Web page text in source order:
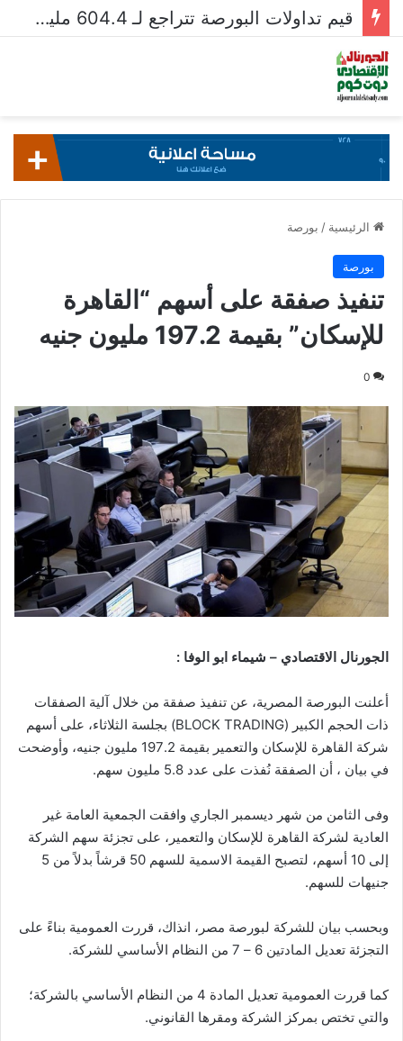
قيم تداولات البورصة تتراجع لـ 604.4 مليار جنيه فى أسبوع
الرئيسية / بورصة
بورصة
تنفيذ صفقة على أسهم “القاهرة
للإسكان” بقيمة 197.2 مليون جنيه
0
الجورنال الاقتصادي – شيماء ابو الوفا :
أعلنت البورصة المصرية، عن تنفيذ صفقة من خلال آلية الصفقات
ذات الحجم الكبير (BLOCK TRADING) بجلسة الثلاثاء، على أسهم
شركة القاهرة للإسكان والتعمير بقيمة 197.2 مليون جنيه، وأوضحت
في بيان ، أن الصفقة نُفذت على عدد 5.8 مليون سهم.
وفى الثامن من شهر ديسمبر الجاري وافقت الجمعية العامة غير
العادية لشركة القاهرة للإسكان والتعمير، على تجزئة سهم الشركة
إلى 10 أسهم، لتصبح القيمة الاسمية للسهم 50 قرشاً بدلاً من 5
جنيهات للسهم.
وبحسب بيان للشركة لبورصة مصر، انذاك، قررت العمومية بناءً على
التجزئة تعديل المادتين 6 – 7 من النظام الأساسي للشركة.
كما قررت العمومية تعديل المادة 4 من النظام الأساسي بالشركة؛
والتي تختص بمركز الشركة ومقرها القانوني.